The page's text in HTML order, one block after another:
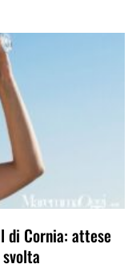
di Cornia: attese